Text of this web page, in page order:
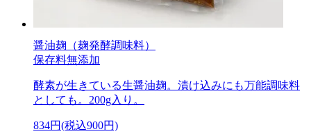
醤油麹（麹発酵調味料）
保存料無添加
酵素が生きている生醤油麹。漬け込みにも万能調味料
としても。200g入り。
834円(税込900円)